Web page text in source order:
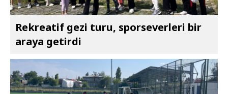
Rekreatif gezi turu, sporseverleri bir
araya getirdi